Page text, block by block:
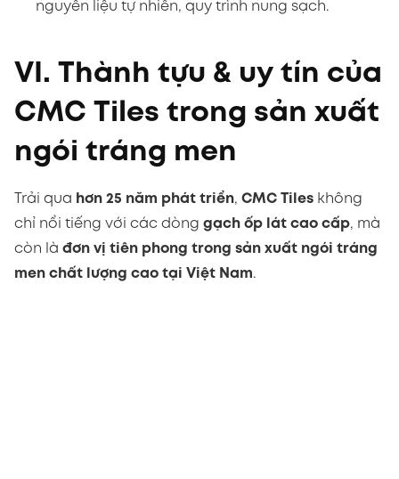
gạch ốp lát cao cấp
, mà
còn là
đơn vị tiên phong trong sản xuất ngói tráng
men chất lượng cao tại Việt Nam
.